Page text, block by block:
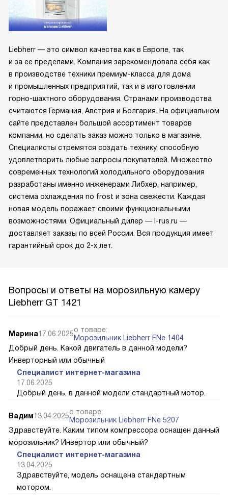
Liebherr — это символ качества как в Европе, так
и за ее пределами. Компания зарекомендовала себя как
в производстве техники премиум-класса для дома
и промышленных предприятий, так и в изготовлении
горно-шахтного оборудования. Странами производства
считаются Германия, Австрия и Болгария. На официальном
сайте представлен большой ассортимент товаров
компании, но сделать заказ можно только в магазине.
Специалисты стремятся создать технику, способную
удовлетворить любые запросы покупателей. Множество
современных технологий холодильного оборудования
разработаны именно инженерами Либхер, например,
система охлаждения no frost и зона свежести. Каждая
новая модель поражает своими функциональными
возможностями. Официальный дилер — l-rus.ru —
доставляет заказы по всей России. Вся продукция имеет
гарантийный срок до 2-х лет.
Вопросы и ответы на морозильную камеру
Liebherr GT 1421
Марина17.06.2025о товаре:
Морозильник Liebherr FNe 1404
Добрый день. Какой двигатель в данной модели?
Инверторный или обычный
Специалист интернет-магазина
17.06.2025
Добрый день, в данной модели стандартный мотор.
Вадим13.04.2025о товаре:
Морозильник Liebherr FNe 5207
Здравствуйте. Каким типом компрессора оснащен данный
морозильник? Инвертор или обычный?
Специалист интернет-магазина
13.04.2025
Здравствуйте, модель оснащена стандартным
мотором.